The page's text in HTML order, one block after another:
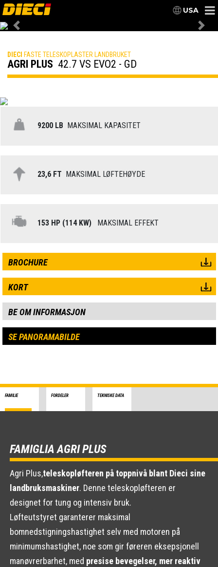
USA
Previous
DIECI FASTE TELESKOPLASTER LANDBRUKET
AGRI PLUS 42.7 VS EVO2 - GD
9200 LB MAKSIMAL KAPASITET
23,6 FT MAKSIMAL LØFTEHØYDE
153 HP (114 KW) MAKSIMAL EFFEKT
BROCHURE
KORT
BE OM INFORMASJON
SE PANORAMABILDE
FAMILIE FORDELER TEKNISKE DATA
FAMIGLIA AGRI PLUS
Agri Plus,teleskopløfteren på toppnivå blant Dieci sine
landbruksmaskiner. Denne teleskopløfteren er
designet for tung og intensiv bruk.
Løfteutstyret garanterer maksimal
bomnedstigningshastighet selv med motoren på
minimumshastighet, noe som gir føreren eksepsjonell
manøvrerbarhet, med presise bevegelser, mer reaktiv